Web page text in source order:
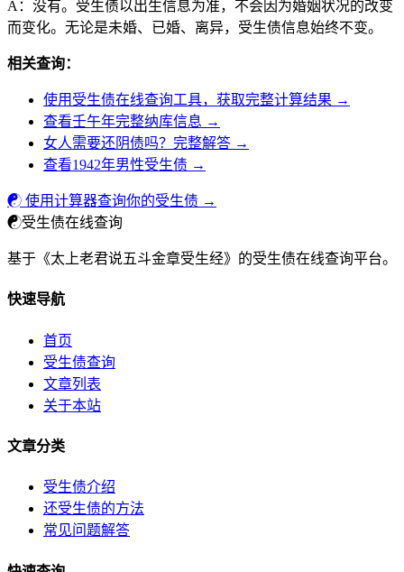
A：没有。受生债以出生信息为准，不会因为婚姻状况的改变
而变化。无论是未婚、已婚、离异，受生债信息始终不变。
相关查询：
使用受生债在线查询工具，获取完整计算结果 →
查看壬午年完整纳库信息 →
女人需要还阴债吗？完整解答 →
查看1942年男性受生债 →
☯ 使用计算器查询你的受生债 →
☯受生债在线查询
基于《太上老君说五斗金章受生经》的受生债在线查询平台。
快速导航
首页
受生债查询
文章列表
关于本站
文章分类
受生债介绍
还受生债的方法
常见问题解答